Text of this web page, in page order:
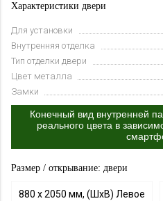
Характеристики двери
Для установки
Внутренняя отделка
Тип отделки двери
Цвет металла
Замки
Конечный вид внутренней
реального цвета в
Размер / открывание: двери
880 х 2050 мм, (ШхВ) Левое